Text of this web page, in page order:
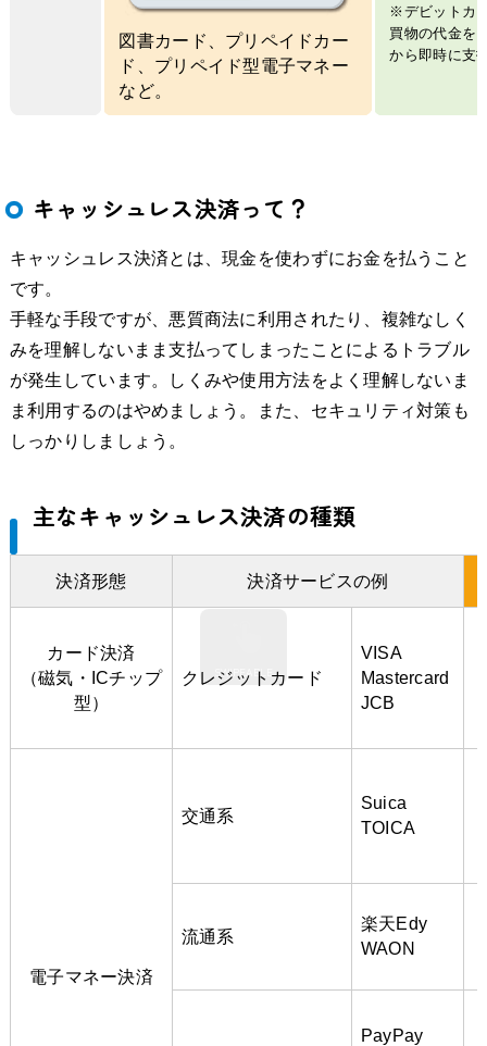
図書カード、プリペイドカー
ド、プリペイド型電子マネー
など。
※デビットカ
買物の代金を
から即時に支
キャッシュレス決済って？
キャッシュレス決済とは、現金を使わずにお金を払うこと
です。
手軽な手段ですが、悪質商法に利用されたり、複雑なしく
みを理解しないまま支払ってしまったことによるトラブル
が発生しています。しくみや使用方法をよく理解しないま
ま利用するのはやめましょう。また、セキュリティ対策も
しっかりしましょう。
主なキャッシュレス決済の種類
決済形態 決済サービスの例
カード決済
（磁気・ICチップ
型）
クレジットカード
VISA
Mastercard
JCB
電子マネー決済
交通系
Suica
TOICA
流通系
楽天Edy
WAON
PayPay